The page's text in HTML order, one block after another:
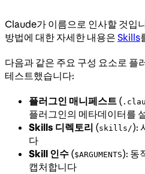
Claude가 이름으로 인사할 것입
방법에 대한 자세한 내용은 Skills
다음과 같은 주요 구성 요소로 플
테스트했습니다:
플러그인 매니페스트 (
플러그인의 메타데이터를
Skills 디렉토리 (skills/):
다
Skill 인수 ($ARGUMENTS): 동
캡처합니다